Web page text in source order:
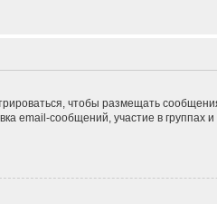
чтобы размещать
сообщений, участие в группах и